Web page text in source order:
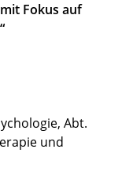
Fokus auf
Abt.
und